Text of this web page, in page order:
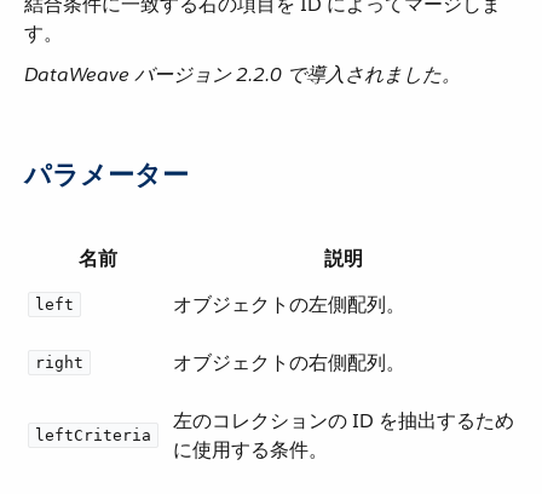
す。
DataWeave バージョン 2.2.0 で導入されました。
パラメーター
名前 説明
left オブジェクトの左側配列。
right オブジェクトの右側配列。
leftCriteria
左のコレクションの ID を抽出するため
に使用する条件。